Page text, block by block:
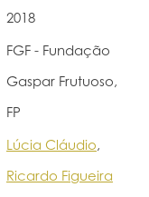
2018
FGF - Fundação
Gaspar Frutuoso,
FP
Lúcia Cláudio,
Ricardo Figueira